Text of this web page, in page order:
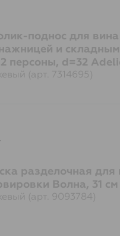
поднос для вина
и
персоны, d=32
(арт. 7314695)
разделочная для
Волна, 31
(арт. 9093784)